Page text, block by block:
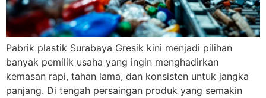
Pabrik plastik Surabaya Gresik kini menjadi pilihan
banyak pemilik usaha yang ingin menghadirkan
kemasan rapi, tahan lama, dan konsisten untuk jangka
panjang. Di tengah persaingan produk yang semakin